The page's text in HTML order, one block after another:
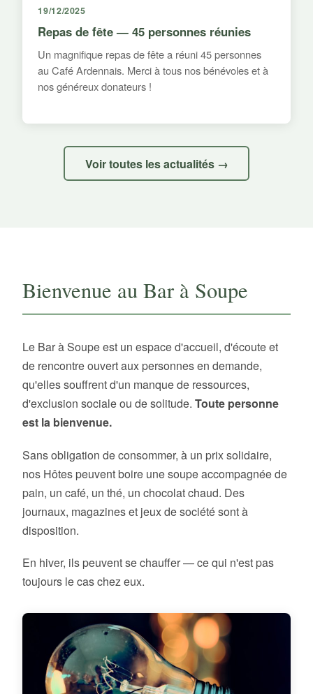
19/12/2025
Repas de fête — 45 personnes réunies
Un magnifique repas de fête a réuni 45 personnes
au Café Ardennais. Merci à tous nos bénévoles et à
nos généreux donateurs !
Voir toutes les actualités →
Bienvenue au Bar à Soupe
Le Bar à Soupe est un espace d'accueil, d'écoute et
de rencontre ouvert aux personnes en demande,
qu'elles souffrent d'un manque de ressources,
d'exclusion sociale ou de solitude. Toute personne
est la bienvenue.
Sans obligation de consommer, à un prix solidaire,
nos Hôtes peuvent boire une soupe accompagnée de
pain, un café, un thé, un chocolat chaud. Des
journaux, magazines et jeux de société sont à
disposition.
En hiver, ils peuvent se chauffer — ce qui n'est pas
toujours le cas chez eux.